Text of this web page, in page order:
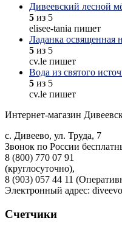
Дивеевский лесной
5 из 5
elisee-tania пишет
Ладанка освященная
5 из 5
cv.le пишет
Вода из святого
5 из 5
cv.le пишет
Интернет-магазин
с. Дивеево, ул. Труда, 7
Звонок по России
8 (800) 770 07 91
(круглосуточно),
8 (903) 057 44 11
Электронный адрес:
Счетчики